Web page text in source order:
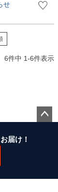
せ
6件中 1-6件表示
届け！